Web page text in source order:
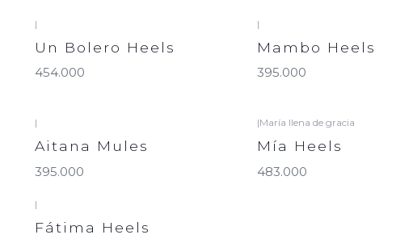
|
Un Bolero Heels
454.000
|
Mambo Heels
395.000
|
Aitana Mules
395.000
|María llena de gracia
Mía Heels
483.000
|
Fátima Heels